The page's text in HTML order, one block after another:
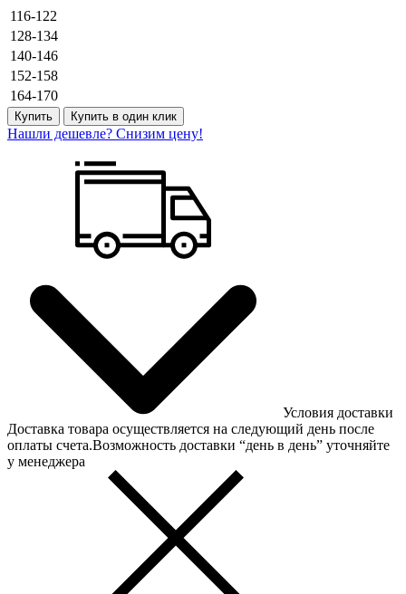
116-122
128-134
140-146
152-158
164-170
Купить Купить в один клик
Нашли дешевле? Снизим цену!
Условия доставки
Доставка товара осуществляется на следующий день после
оплаты счета.Возможность доставки “день в день” уточняйте
у менеджера